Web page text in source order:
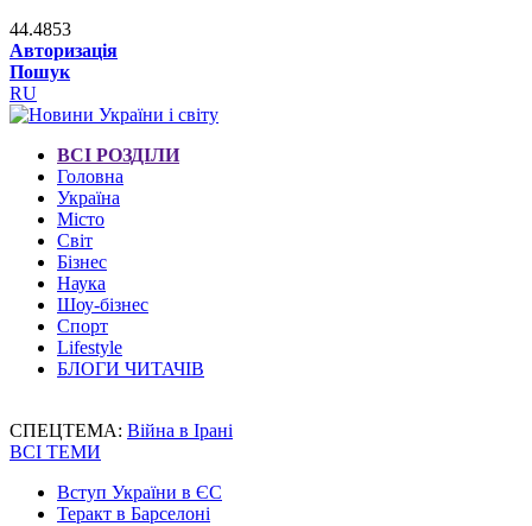
44.4853
Авторизація
Пошук
RU
ВСІ РОЗДІЛИ
Головна
Україна
Місто
Світ
Бізнес
Наука
Шоу-бізнес
Спорт
Lifestyle
БЛОГИ ЧИТАЧІВ
СПЕЦТЕМА: Війна в Ірані
ВСІ ТЕМИ
Вступ України в ЄС
Теракт в Барселоні